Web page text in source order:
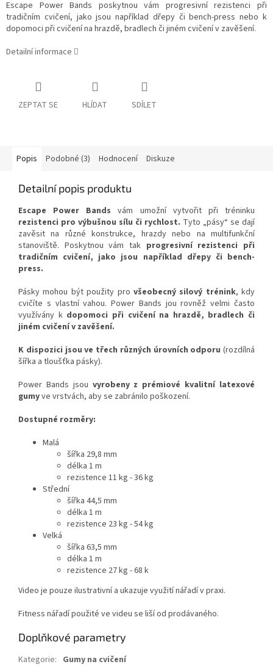
Escape Power Bands poskytnou vám progresivní rezistenci při
tradičním cvičení, jako jsou například dřepy či bench-press nebo k
dopomoci při cvičení na hrazdě, bradlech či jiném cvičení v zavěšení.
Detailní informace
ZEPTAT SE HLÍDAT SDÍLET
Popis Podobné (3) Hodnocení Diskuze
Detailní popis produktu
Escape Power Bands vám umožní vytvořit při tréninku
rezistenci pro výbušnou sílu či rychlost. Tyto „pásy“ se dají
zavěsit na různé konstrukce, hrazdy nebo na multifunkční
stanoviště. Poskytnou vám tak progresivní rezistenci při
tradičním cvičení, jako jsou například dřepy či bench-
press.
Pásky mohou být použity pro všeobecný silový trénink, kdy
cvičíte s vlastní vahou. Power Bands jou rovněž velmi často
využívány k dopomoci při cvičení na hrazdě, bradlech či
jiném cvičení v zavěšení.
K dispozici jsou ve třech různých úrovních odporu (rozdílná
šířka a tloušťka pásky).
Power Bands jsou vyrobeny z prémiové kvalitní latexové
gumyve vrstvách, aby se zabránilo poškození.
Dostupné rozměry:
Malá
šířka 29,8 mm
délka 1 m
rezistence 11 kg - 36 kg
Střední
šířka 44,5 mm
délka 1 m
rezistence 23 kg - 54 kg
Velká
šířka 63,5 mm
délka 1 m
rezistence 27 kg - 68 k
Video je pouze ilustrativní a ukazuje využití nářadí v praxi.
Fitness nářadí použité ve videu se liší od prodávaného.
Doplňkové parametry
Kategorie: Gumy na cvičení